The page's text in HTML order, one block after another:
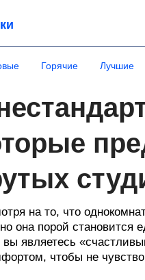
Горячие Лучшие
на то, что
она порой становится
являетесь
чтобы не